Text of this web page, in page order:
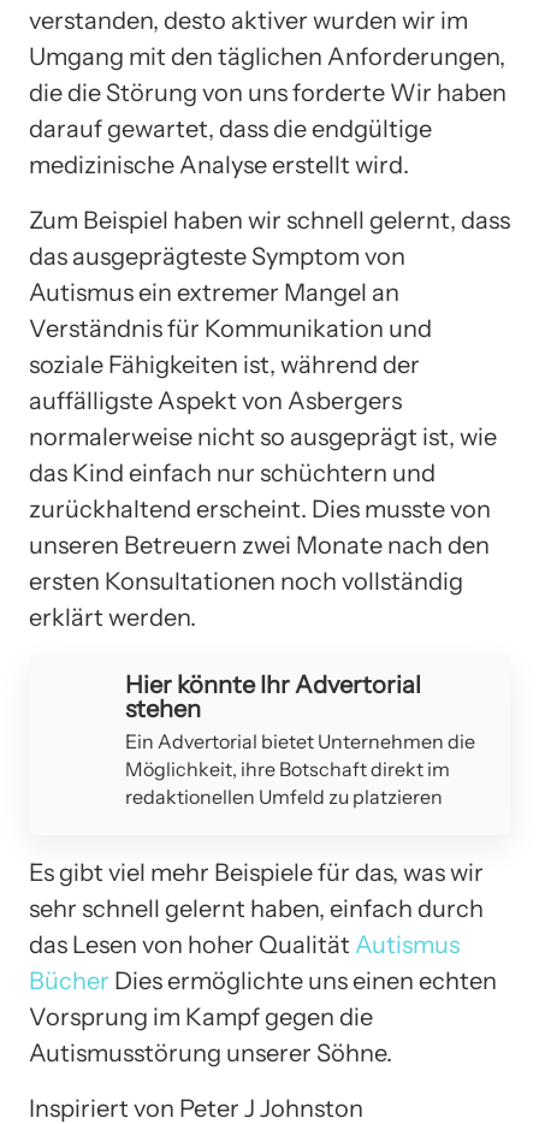
verstanden, desto aktiver wurden wir im
Umgang mit den täglichen Anforderungen,
die die Störung von uns forderte Wir haben
darauf gewartet, dass die endgültige
medizinische Analyse erstellt wird.
Zum Beispiel haben wir schnell gelernt, dass
das ausgeprägteste Symptom von
Autismus ein extremer Mangel an
Verständnis für Kommunikation und
soziale Fähigkeiten ist, während der
auffälligste Aspekt von Asbergers
normalerweise nicht so ausgeprägt ist, wie
das Kind einfach nur schüchtern und
zurückhaltend erscheint. Dies musste von
unseren Betreuern zwei Monate nach den
ersten Konsultationen noch vollständig
erklärt werden.
Hier könnte Ihr Advertorial
stehen
Ein Advertorial bietet Unternehmen die
Möglichkeit, ihre Botschaft direkt im
redaktionellen Umfeld zu platzieren
Es gibt viel mehr Beispiele für das, was wir
sehr schnell gelernt haben, einfach durch
das Lesen von hoher Qualität Autismus
Bücher Dies ermöglichte uns einen echten
Vorsprung im Kampf gegen die
Autismusstörung unserer Söhne.
Inspiriert von Peter J Johnston